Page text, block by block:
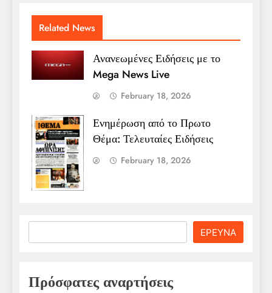
Related News
Ανανεωμένες Ειδήσεις με το
Mega News Live
February 18, 2026
Ενημέρωση από το Πρωτο
Θέμα: Τελευταίες Ειδήσεις
February 18, 2026
ΕΡΕΥΝΑ
Πρόσφατες αναρτήσεις